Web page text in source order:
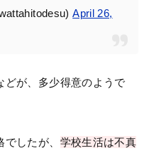
April 26,
どが、多少得意のようで
したが、 学校生活は不真